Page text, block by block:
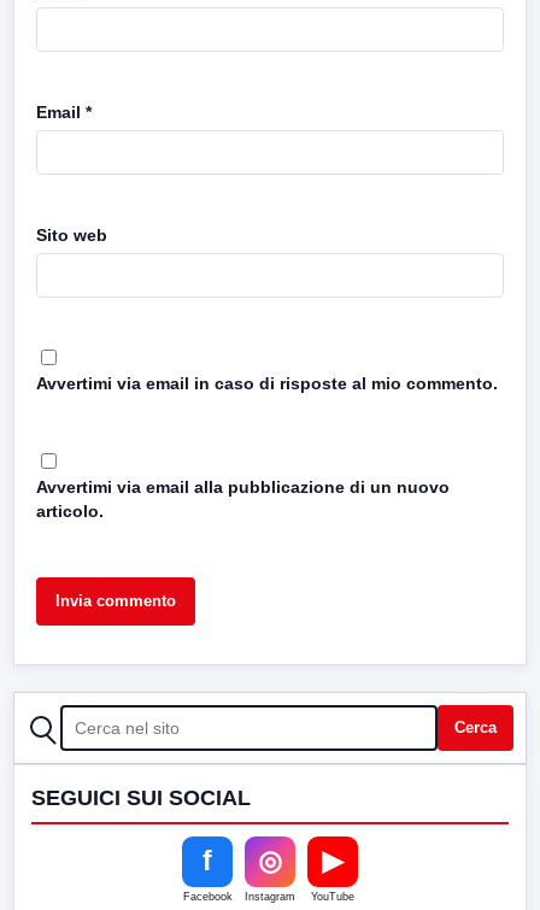
Email *
Sito web
Avvertimi via email in caso di risposte al mio commento.
Avvertimi via email alla pubblicazione di un nuovo
articolo.
CERCA Cerca
SEGUICI SUI SOCIAL
f
Facebook
◎
Instagram
▶
YouTube